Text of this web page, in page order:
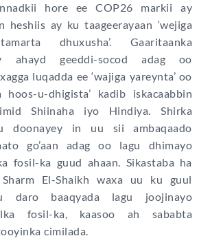
hore ee COP26 markii ay
heshiis ay ku taageerayaan ‘wejiga
dhuxusha’. Gaaritaanka
ahayd geeddi-socod adag oo
luqadda ee ‘wajiga yareynta’ oo
hoos-u-dhigista’ kadib iskacaabbin
Shiinaha iyo Hindiya. Shirka
doonayey in uu sii ambaqaado
go’aan adag oo lagu dhimayo
fosil-ka guud ahaan. Sikastaba ha
Sharm El-Shaikh waxa uu ku guul
daro baaqyada lagu joojinayo
fosil-ka, kaasoo ah sababta
cimilada.